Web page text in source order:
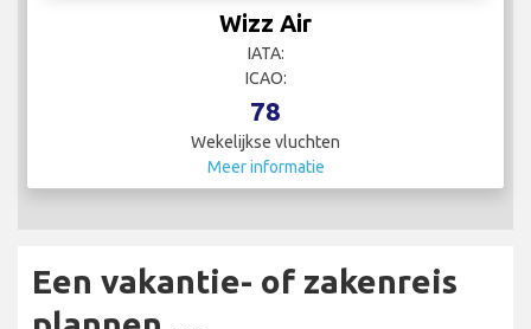
Wizz Air
IATA:
ICAO:
78
Wekelijkse vluchten
Meer informatie
Een vakantie- of zakenreis